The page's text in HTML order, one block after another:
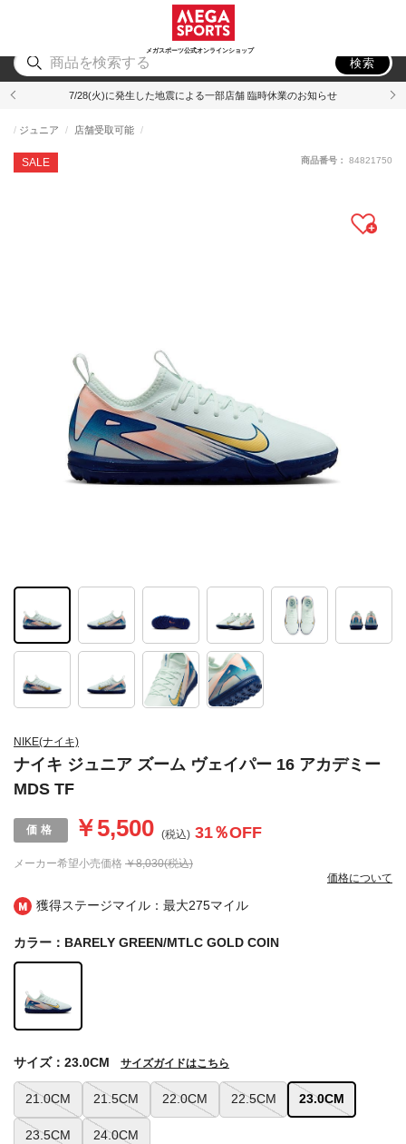
メガスポーツ公式オンラインショップ
アウトドア
検索
7/28(火)に発生した地震による一部店舗 臨時休業のお知らせ
獲得ステージマイル：最大275マイル
NIKE(ナイキ)
ナイキ ジュニア ズーム ヴェイパー 16 アカデミー
MDS TF
SALE
ジュニア 店舗受取可能
メーカー希望小売価格 ￥8,030(税込)
￥5,500 (税込) 31％OFF
価格について
商品番号： 84821750
カラー：BARELY GREEN/MTLC GOLD COIN
21.0CM 21.5CM 22.0CM 22.5CM 23.0CM
23.5CM 24.0CM
サイズ：23.0CM サイズガイドはこちら